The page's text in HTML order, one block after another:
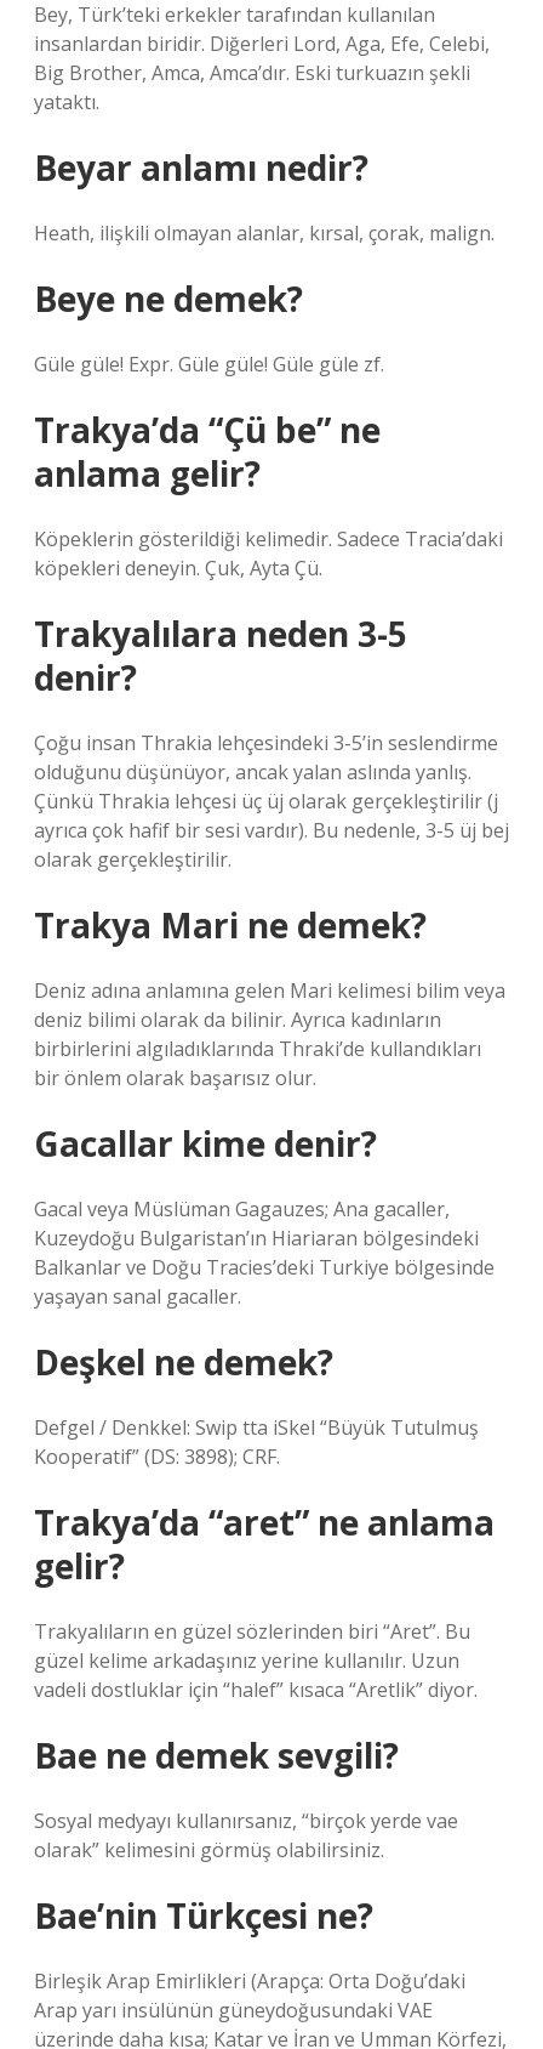
Bey, Türk’teki erkekler tarafından kullanılan
insanlardan biridir. Diğerleri Lord, Aga, Efe, Celebi,
Big Brother, Amca, Amca’dır. Eski turkuazın şekli
yataktı.
Beyar anlamı nedir?
Heath, ilişkili olmayan alanlar, kırsal, çorak, malign.
Beye ne demek?
Güle güle! Expr. Güle güle! Güle güle zf.
Trakya’da “Çü be” ne
anlama gelir?
Köpeklerin gösterildiği kelimedir. Sadece Tracia’daki
köpekleri deneyin. Çuk, Ayta Çü.
Trakyalılara neden 3-5
denir?
Çoğu insan Thrakia lehçesindeki 3-5’in seslendirme
olduğunu düşünüyor, ancak yalan aslında yanlış.
Çünkü Thrakia lehçesi üç üj olarak gerçekleştirilir (j
ayrıca çok hafif bir sesi vardır). Bu nedenle, 3-5 üj bej
olarak gerçekleştirilir.
Trakya Mari ne demek?
Deniz adına anlamına gelen Mari kelimesi bilim veya
deniz bilimi olarak da bilinir. Ayrıca kadınların
birbirlerini algıladıklarında Thraki’de kullandıkları
bir önlem olarak başarısız olur.
Gacallar kime denir?
Gacal veya Müslüman Gagauzes; Ana gacaller,
Kuzeydoğu Bulgaristan’ın Hiariaran bölgesindeki
Balkanlar ve Doğu Tracies’deki Turkiye bölgesinde
yaşayan sanal gacaller.
Deşkel ne demek?
Defgel / Denkkel: Swip tta iSkel “Büyük Tutulmuş
Kooperatif” (DS: 3898); CRF.
Trakya’da “aret” ne anlama
gelir?
Trakyalıların en güzel sözlerinden biri “Aret”. Bu
güzel kelime arkadaşınız yerine kullanılır. Uzun
vadeli dostluklar için “halef” kısaca “Aretlik” diyor.
Bae ne demek sevgili?
Sosyal medyayı kullanırsanız, “birçok yerde vae
olarak” kelimesini görmüş olabilirsiniz.
Bae’nin Türkçesi ne?
Birleşik Arap Emirlikleri (Arapça: Orta Doğu’daki
Arap yarı insülünün güneydoğusundaki VAE
üzerinde daha kısa; Katar ve İran ve Umman Körfezi,